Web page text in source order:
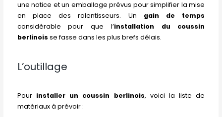
une notice et un emballage prévus pour simplifier la mise
en place des ralentisseurs. Un gain de temps
considérable pour que l’installation du coussin
berlinois se fasse dans les plus brefs délais.
L’outillage
Pour installer un coussin berlinois, voici la liste de
matériaux à prévoir :